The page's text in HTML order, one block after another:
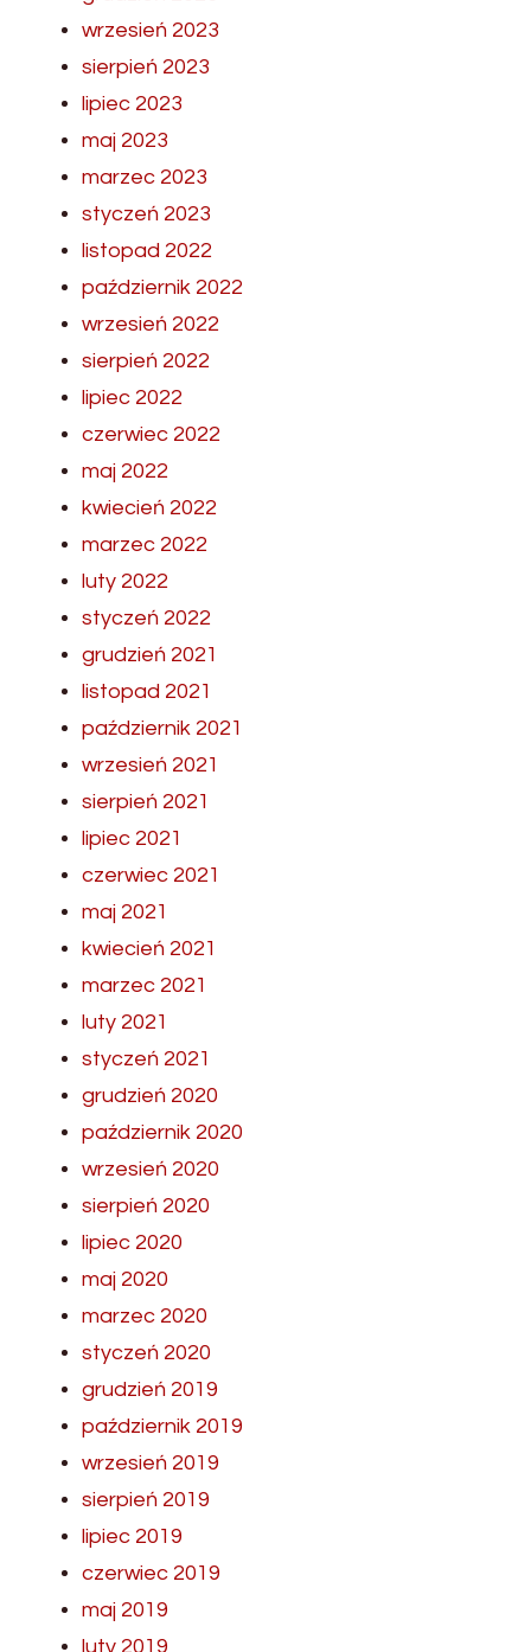
wrzesień 2023
sierpień 2023
lipiec 2023
maj 2023
marzec 2023
styczeń 2023
listopad 2022
październik 2022
wrzesień 2022
sierpień 2022
lipiec 2022
czerwiec 2022
maj 2022
kwiecień 2022
marzec 2022
luty 2022
styczeń 2022
grudzień 2021
listopad 2021
październik 2021
wrzesień 2021
sierpień 2021
lipiec 2021
czerwiec 2021
maj 2021
kwiecień 2021
marzec 2021
luty 2021
styczeń 2021
grudzień 2020
październik 2020
wrzesień 2020
sierpień 2020
lipiec 2020
maj 2020
marzec 2020
styczeń 2020
grudzień 2019
październik 2019
wrzesień 2019
sierpień 2019
lipiec 2019
czerwiec 2019
maj 2019
luty 2019